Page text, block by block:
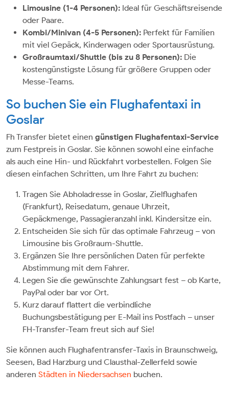
Limousine (1-4 Personen): Ideal für Geschäftsreisende
oder Paare.
Kombi/Minivan (4-5 Personen): Perfekt für Familien
mit viel Gepäck, Kinderwagen oder Sportausrüstung.
Großraumtaxi/Shuttle (bis zu 8 Personen): Die
kostengünstigste Lösung für größere Gruppen oder
Messe-Teams.
So buchen Sie ein Flughafentaxi in
Goslar
Fh Transfer bietet einen günstigen Flughafentaxi-Service
zum Festpreis in Goslar. Sie können sowohl eine einfache
als auch eine Hin- und Rückfahrt vorbestellen. Folgen Sie
diesen einfachen Schritten, um Ihre Fahrt zu buchen:
Tragen Sie Abholadresse in Goslar, Zielflughafen
(Frankfurt), Reisedatum, genaue Uhrzeit,
Gepäckmenge, Passagieranzahl inkl. Kindersitze ein.
Entscheiden Sie sich für das optimale Fahrzeug – von
Limousine bis Großraum-Shuttle.
Ergänzen Sie Ihre persönlichen Daten für perfekte
Abstimmung mit dem Fahrer.
Legen Sie die gewünschte Zahlungsart fest – ob Karte,
PayPal oder bar vor Ort.
Kurz darauf flattert die verbindliche
Buchungsbestätigung per E-Mail ins Postfach – unser
FH-Transfer-Team freut sich auf Sie!
Sie können auch Flughafentransfer-Taxis in Braunschweig,
Seesen, Bad Harzburg und Clausthal-Zellerfeld sowie
anderen Städten in Niedersachsen buchen.